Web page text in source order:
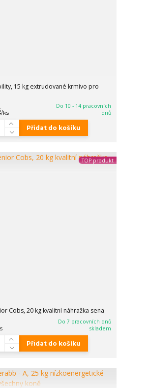
15 kg extrudované krmivo pro
/ks
Do 10 - 14 pracovních
dnů
Přidat do košíku
TOP produkt
Cobs, 20 kg kvalitní náhražka sena
Do 7 pracovních dnů
skladem
Přidat do košíku